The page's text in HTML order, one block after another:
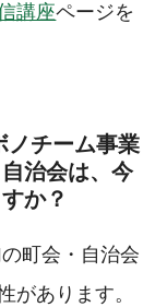
講座ページを
ノチーム事業
治会は、今
か？
町会・自治会
があります。